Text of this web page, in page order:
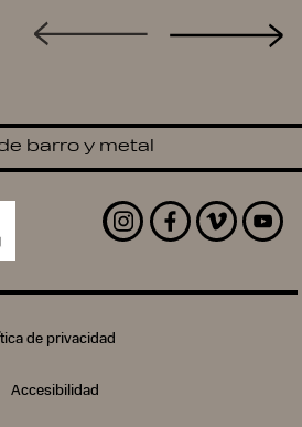
barro y metal
Instagram
Facebook
Vimeo
de privacidad
Accesibilidad